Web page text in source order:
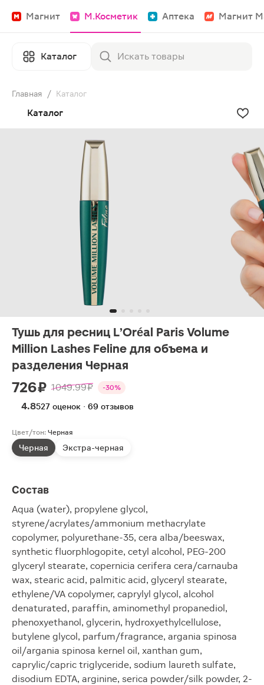
Магнит М.Косметик Аптека Магнит
Каталог
Главная / Каталог
Каталог
Тушь для ресниц L’Oréal Paris Volume
Million Lashes Feline для объема и
разделения Черная
726 ₽ 1049.99 ₽ -30%
4.8527 оценок · 69 отзывов
Цвет/тон: Черная
Черная Экстра-черная
Состав
Aqua (water), propylene glycol,
styrene/acrylates/ammonium methacrylate
copolymer, polyurethane-35, cera alba/beeswax,
synthetic fluorphlogopite, cetyl alcohol, PEG-200
glyceryl stearate, copernicia cerifera cera/carnauba
wax, stearic acid, palmitic acid, glyceryl stearate,
ethylene/VA copolymer, caprylyl glycol, alcohol
denaturated, paraffin, aminomethyl propanediol,
phenoxyethanol, glycerin, hydroxyethylcellulose,
butylene glycol, parfum/fragrance, argania spinosa
oil/argania spinosa kernel oil, xanthan gum,
caprylic/capric triglyceride, sodium laureth sulfate,
disodium EDTA, arginine, serica powder/silk powder, 2-